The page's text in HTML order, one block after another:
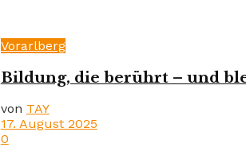
Vorarlberg
Bildung, die berührt – und
von TAY
17. August 2025
0